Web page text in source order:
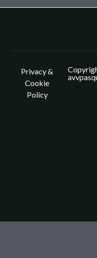
Privacy &
Cookie
Policy